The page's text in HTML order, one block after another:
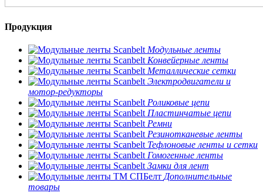
Продукция
Модульные ленты
Конвейерные ленты
Металлические сетки
Электродвигатели и
мотор-редукторы
Роликовые цепи
Пластинчатые цепи
Ремни
Резинотканевые ленты
Тефлоновые ленты и сетки
Гомогенные ленты
Замки для лент
Дополнительные
товары